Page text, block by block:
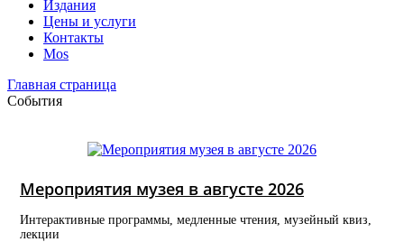
Издания
Цены и услуги
Контакты
Mos
Главная страница
События
Мероприятия музея в августе 2026
Интерактивные программы, медленные чтения, музейный квиз,
лекции